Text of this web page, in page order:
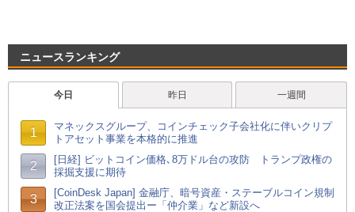
ニュースランキング
今日 昨日 一週間
1
マネックスグループ、コインチェック子会社化に伴いクリプ
トアセット事業を本格的に推進
2
[日経] ビットコイン価格､8万ドル台の攻防 トランプ政権の
採掘支援に期待
3
[CoinDesk Japan] 金融庁、暗号資産・ステーブルコイン規制
改正法案を国会提出ー「仲介業」など新設へ